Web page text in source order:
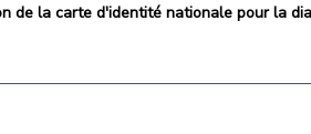
de la carte d'identité nationale pour la